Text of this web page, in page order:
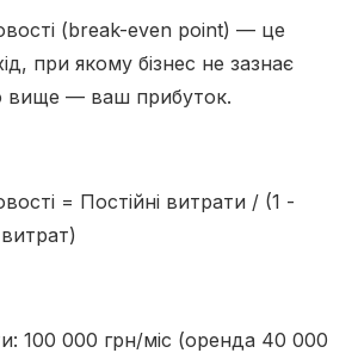
(break-even point) — це
при якому бізнес не зазнає
вище — ваш прибуток.
= Постійні витрати / (1 -
100 000 грн/міс (оренда 40 000